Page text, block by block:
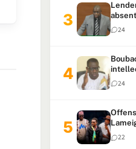
24
24
22